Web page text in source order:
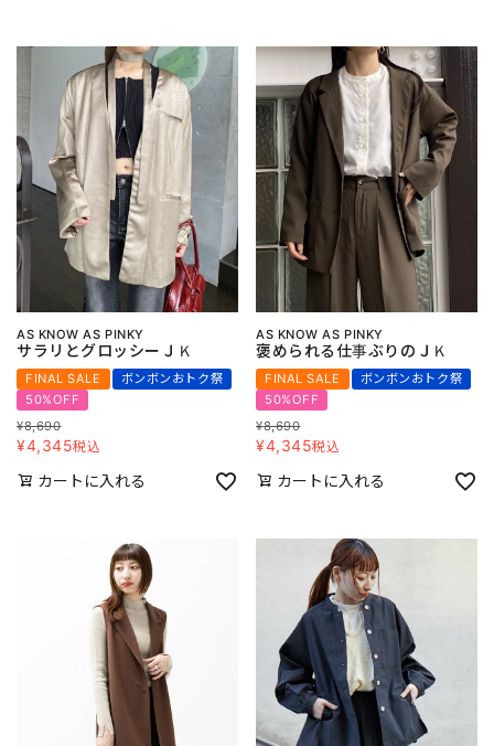
AS KNOW AS PINKY
サラリとグロッシーＪＫ
FINAL SALE
ボンボンおトク祭
50%OFF
¥8,690
¥4,345税込
カートに入れる
AS KNOW AS PINKY
褒められる仕事ぶりのＪＫ
FINAL SALE
ボンボンおトク祭
50%OFF
¥8,690
¥4,345税込
カートに入れる